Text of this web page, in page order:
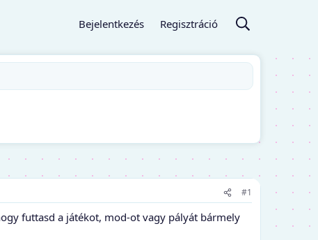
Bejelentkezés Regisztráció
#1
futtasd a játékot, mod-ot vagy pályát bármely